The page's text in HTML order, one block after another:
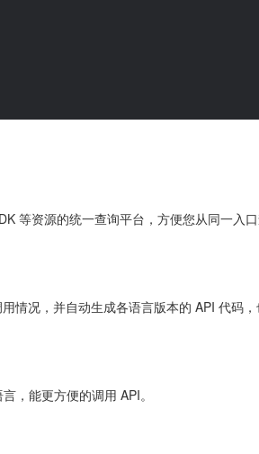
等资源的统一查询平台，方便您从同一入
情况，并自动生成各语言版本的 API 代码
，能更方便的调用 API。